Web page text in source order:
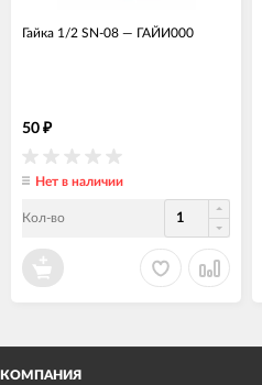
Гайка 1/2 SN-08 — ГАЙИ000
50 ₽
Нет в наличии
Кол-во
КОМПАНИЯ